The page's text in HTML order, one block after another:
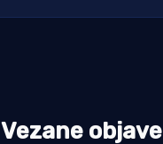
Vezane objave